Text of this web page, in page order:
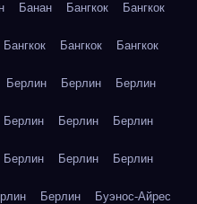
Банан Бангкок Бангкок
Бангкок Бангкок Бангкок
Берлин Берлин Берлин
Берлин Берлин Берлин
Берлин Берлин Берлин
Берлин Буэнос-Айрес